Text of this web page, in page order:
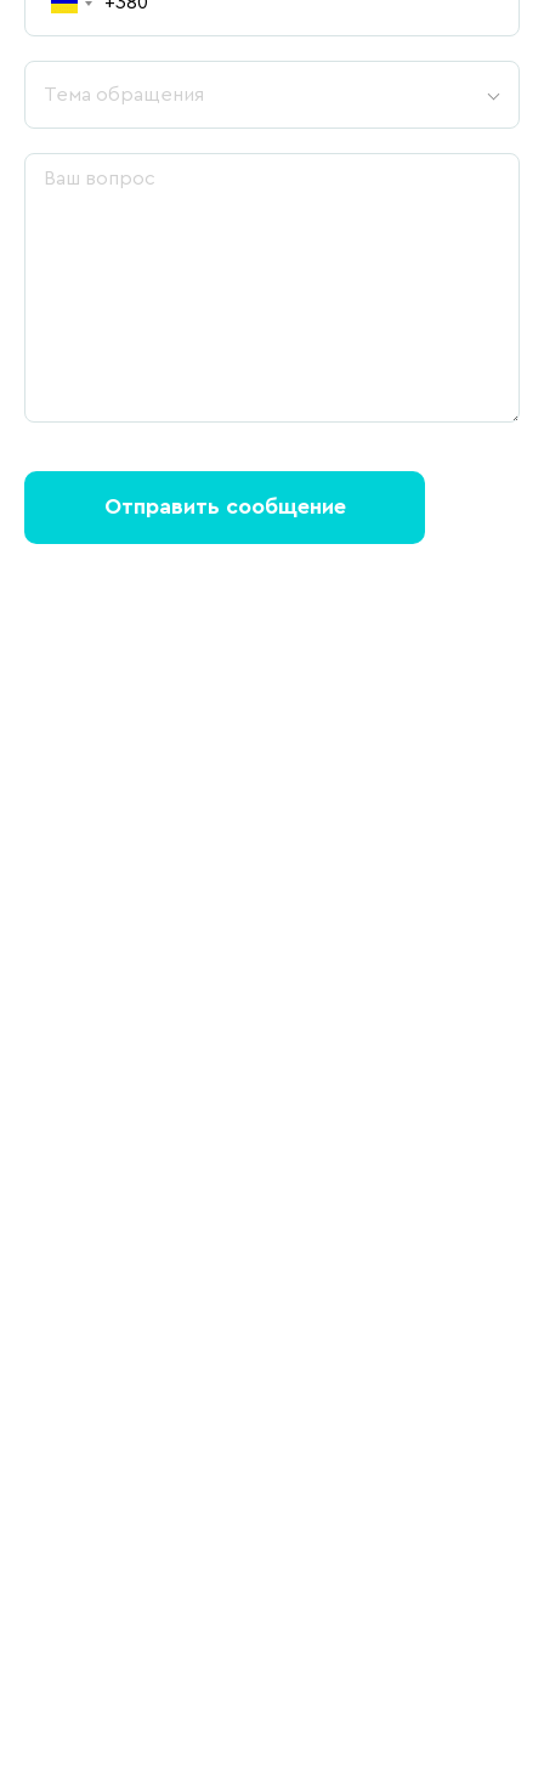
Тема обращения
Отправить сообщение